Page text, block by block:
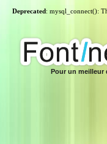
Deprecated: mysql_connect():
Pour un meilleur